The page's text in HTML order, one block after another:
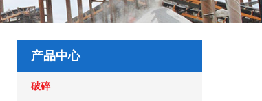
产品中心
破碎